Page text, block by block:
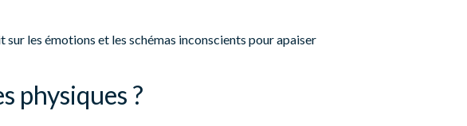
les émotions et les schémas inconscients pour apaiser
physiques ?